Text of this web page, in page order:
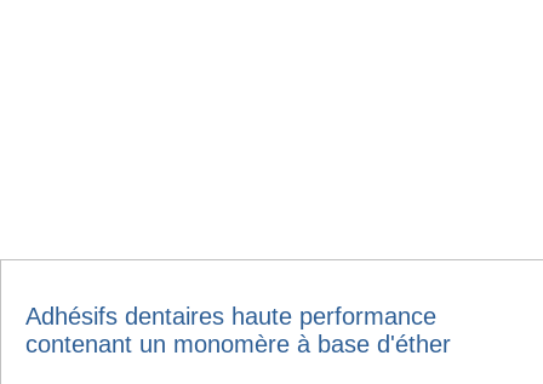
Adhésifs dentaires haute performance
contenant un monomère à base d'éther